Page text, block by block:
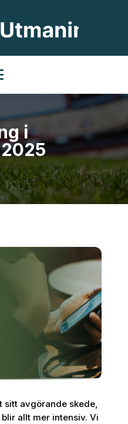
i
sitt avgörande skede,
allt mer intensiv. Vi